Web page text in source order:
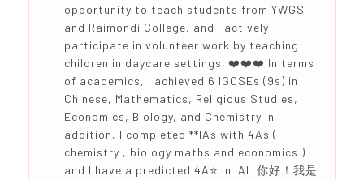
opportunity to teach students from YWGS
and Raimondi College, and I actively
participate in volunteer work by teaching
children in daycare settings. ❤️❤️❤️ In terms
of academics, I achieved 6 IGCSEs (9s) in
Chinese, Mathematics, Religious Studies,
Economics, Biology, and Chemistry In
addition, I completed **IAs with 4As (
chemistry , biology maths and economics )
and I have a predicted 4A⭐️ in IAL 你好！我是